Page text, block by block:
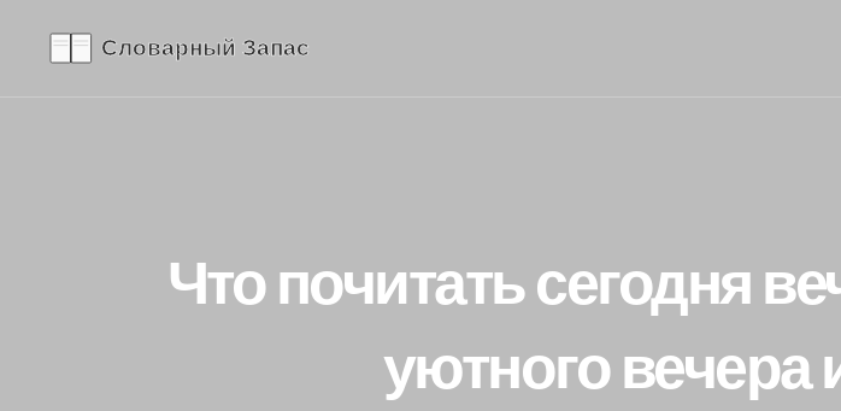
Что почитать сегодня
уютного вечера